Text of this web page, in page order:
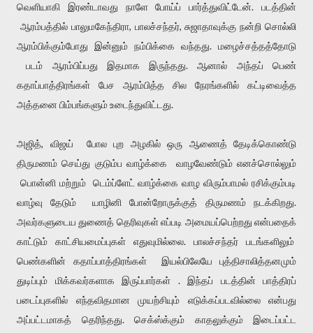
வெளியாகி இரண்டாவது நாளே போய்ப் பார்த்துவிட்டேன். படத்தின்
ஆரம்பத்தில் பாலுமகேந்திரா, பாலச்சந்தர், சுஜாதாவுக்கு நன்றி சொல்லி
ஆரம்பிக்கும்போது இன்னும் நம்பிக்கை வந்தது. மழைச்சத்தத்தோடு
படம் ஆரம்பிப்பது இதமாக இருந்தது. ஆனால் அந்தப் பெண்
கதாப்பாத்திரங்கள் பேச ஆரம்பித்த சில நேரங்களில் கட்டிவைத்த
அத்தனை பிம்பங்களும் உடைந்துவிட்டது.
அஜித், விஜய் போல புற அழகில் ஒரு ஆணைத் தேடிக்கொண்டு
திருமணம் செய்து குடும்ப வாழ்க்கை வாழவேண்டும் எனச்சொல்லும்
பொன்னி மற்றும் டெம்ப்ளேட் வாழ்க்கை வாழ விரும்பாமல் ரசிக்கும்படி
வாழ்வு தேடும் யாழினி போன்றோருக்குத் திருமணம் நடக்கிறது.
அவர்களுடைய துணைத் தெரிவுகள் எப்படி அமையப்பெற்றது என்பதைக்
காட்டும் காட்சியமைப்புகள் எதுவுமில்லை. பாலச்சந்தர் படங்களிலும்
பெண்களின் கதாப்பாத்திரங்கள் இயல்பிலேயே புத்திசாலித்தனமும்
துடிப்பும் மிக்கவர்களாக இருப்பார்கள் . இந்தப் படத்தின் பாத்திரப்
படைப்புகளில் எந்தவிதமான முயற்சியும் எடுக்கப்படவில்லை என்பது
அப்பட்டமாகத் தெரிந்தது. செக்ஸ்க்கும் காதலுக்கும் இடைப்பட்ட